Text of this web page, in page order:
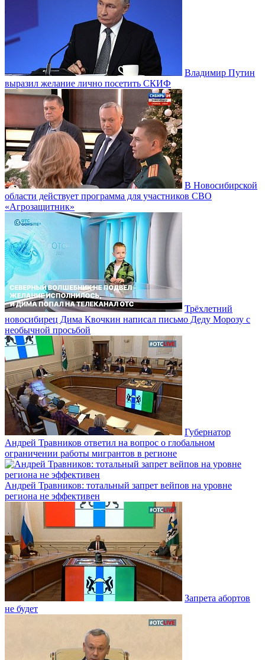
Владимир Путин
выразил желание лично посетить СКИФ
В Новосибирской
области действует программа для участников СВО
«Агрозащитник»
Трёхлетний
новосибирец Дима Квочкин написал письмо Деду Морозу с
необычной просьбой
Губернатор
Андрей Травников ответил на вопрос о глобальном
ограничении работы мигрантов в регионе
Андрей Травников: тотальный запрет вейпов на уровне
региона не эффективен
Запрета абортов
не будет